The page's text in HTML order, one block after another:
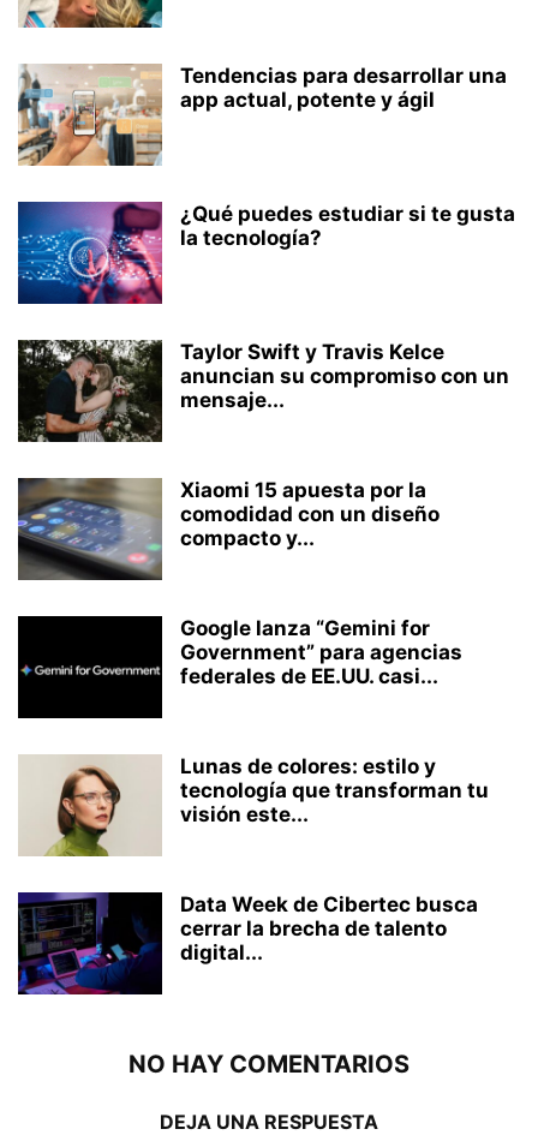
Tendencias para desarrollar una
app actual, potente y ágil
¿Qué puedes estudiar si te gusta
la tecnología?
Taylor Swift y Travis Kelce
anuncian su compromiso con un
mensaje...
Xiaomi 15 apuesta por la
comodidad con un diseño
compacto y...
Google lanza “Gemini for
Government” para agencias
federales de EE.UU. casi...
Lunas de colores: estilo y
tecnología que transforman tu
visión este...
Data Week de Cibertec busca
cerrar la brecha de talento
digital...
NO HAY COMENTARIOS
DEJA UNA RESPUESTA